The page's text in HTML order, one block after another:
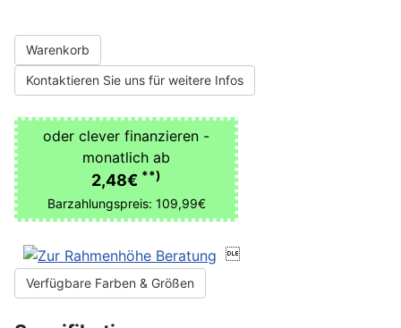
Warenkorb
Kontaktieren Sie uns für weitere Infos
oder clever finanzieren -
monatlich ab
2,48€ **)
Barzahlungspreis: 109,99€

Verfügbare Farben & Größen